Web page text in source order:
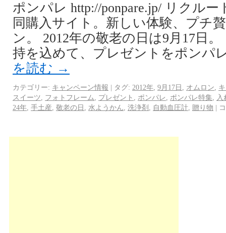
ポンパレ http://ponpare.jp/ リクル
同購入サイト。新しい体験、プチ
ン。 2012年の敬老の日は9月17日
持を込めて、プレゼントをポン
を読む →
カテゴリー: キャンペーン情報 | タグ: 2012年 9月17日 オムロン
スイーツ
フォトフレーム プレゼント ポンパレ ポンパレ特集
24年 手土産 敬老の日 水ようかん 洗浄剤 自動血圧計 贈り物 |